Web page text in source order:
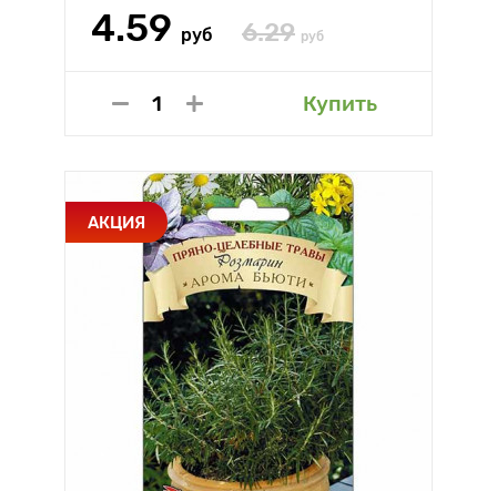
4.59 руб 6.29 руб
Купить
АКЦИЯ